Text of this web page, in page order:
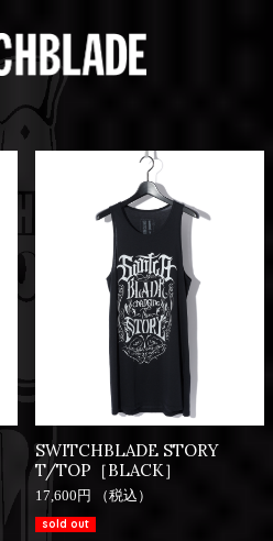
SWITCHBLADE STORY
T/TOP［BLACK］
17,600円 （税込）
sold out